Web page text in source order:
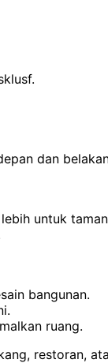
dan
untuk
bangunan.
ruang.
restoran,